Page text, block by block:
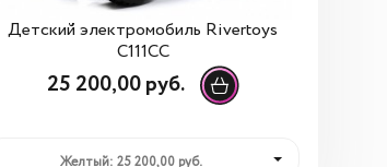
Детский электромобиль Rivertoys
C111CC
25 200,00 руб.
Желтый: 25 200,00 руб.